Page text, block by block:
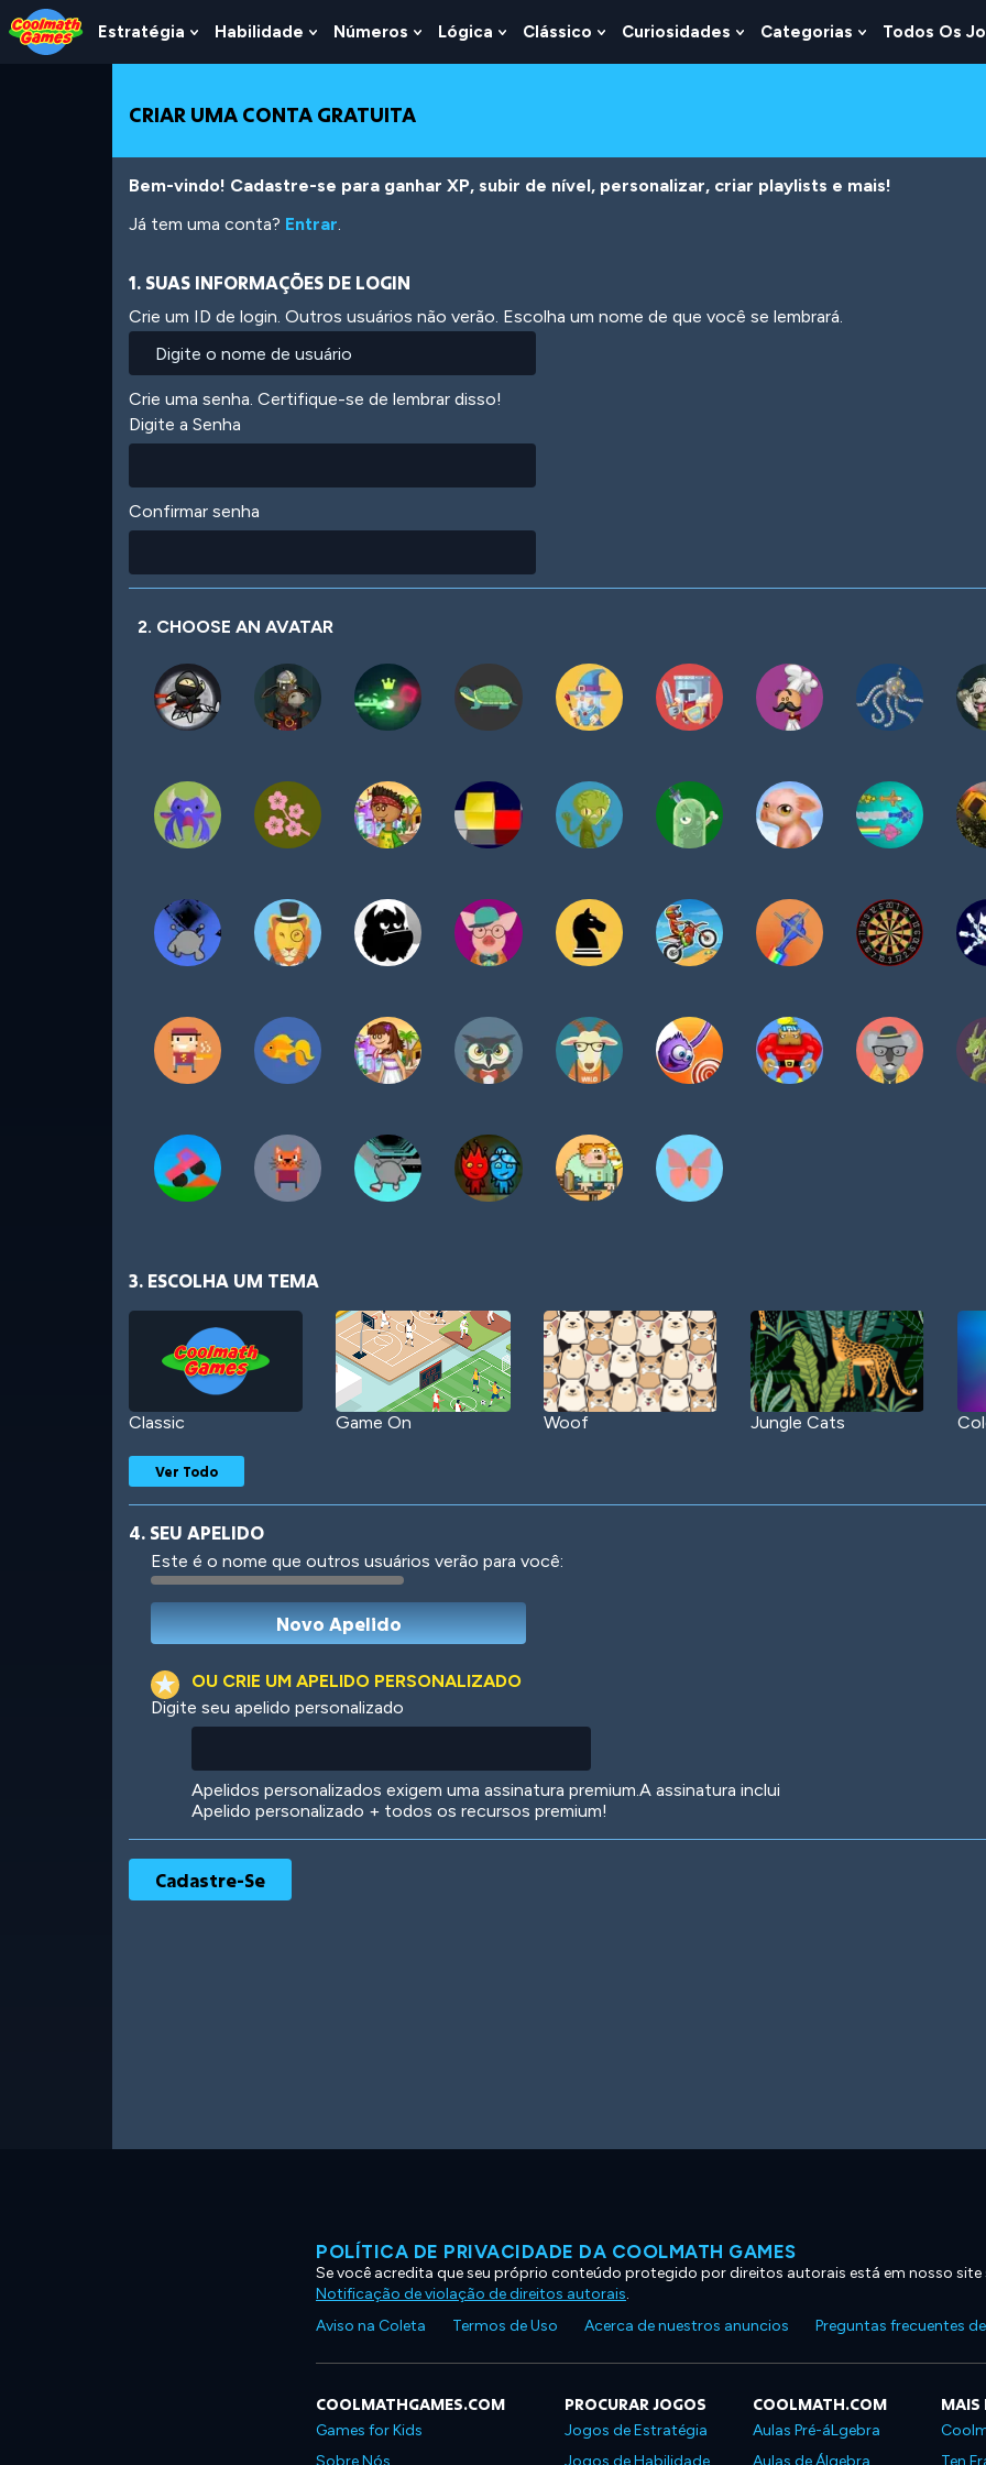
Skip
to
Top
Skip
to
Navigation
Skip
to
Main
Skip
to
Footer
para
Estratégia Show
Submenu
Estratégia
Habilidade Show
Submenu
Habilidade
Números Show
Submenu
Lógica Show
Submenu
Clássico Show
Submenu
Curiosidades Show
Submenu
Categorias Show
Submenu
Todos Os
CRIAR UMA CONTA GRATUITA
Bem-vindo! Cadastre-se para ganhar XP, subir de nível, personalizar, criar playlists e mais!
Já tem uma conta? Entrar.
1. SUAS INFORMAÇÕES DE LOGIN
Crie um ID de login. Outros usuários não verão. Escolha um nome de que você se lembrará.
Crie uma senha. Certifique-se de lembrar disso!
Digite a Senha
Confirmar senha
2. CHOOSE AN AVATAR
3. ESCOLHA UM TEMA
Classic Game On Woof Jungle Cats
Robotic International
Ver Todo
4. SEU APELIDO
Este é o nome que outros usuários verão para você:
OU CRIE UM APELIDO PERSONALIZADO
Digite seu apelido personalizado
Apelidos personalizados exigem uma assinatura premium.A assinatura inclui
Apelido personalizado + todos os recursos premium!
POLÍTICA DE PRIVACIDADE DA COOLMATH GAMES
Se você acredita que seu próprio conteúdo protegido por direitos autorais está em nosso site
Notificação de violação de direitos autorais.
Aviso na Coleta
Termos de Uso Acerca de nuestros anuncios Preguntas frecuentes
COOLMATHGAMES.COM
Games for Kids
Sobre Nós
PROCURAR JOGOS
Jogos de Estratégia
Jogos de Habilidade
COOLMATH.COM
Aulas Pré-áLgebra
Aulas de Álgebra
MAIS
Ten